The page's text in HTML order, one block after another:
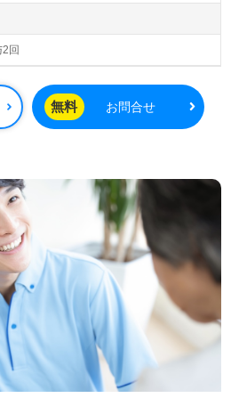
実現するための『フリープラ
介護職経験をお持ちの方には、
が整っています。また、充実し
入社後も継続的にスキルアップ
やすい職場環境が整っており、キ
転職を考えている方にも最適な
を中心に積極的に求人を行って
働くチャンスがあります。さら
医療・福祉業界の求人情報を幅
関するサポートや相談も無料で
も取り扱っているため、より多
た職場を見つけることができま
方は、ぜひお気軽にお問い合わ
2回
無料 お問合せ